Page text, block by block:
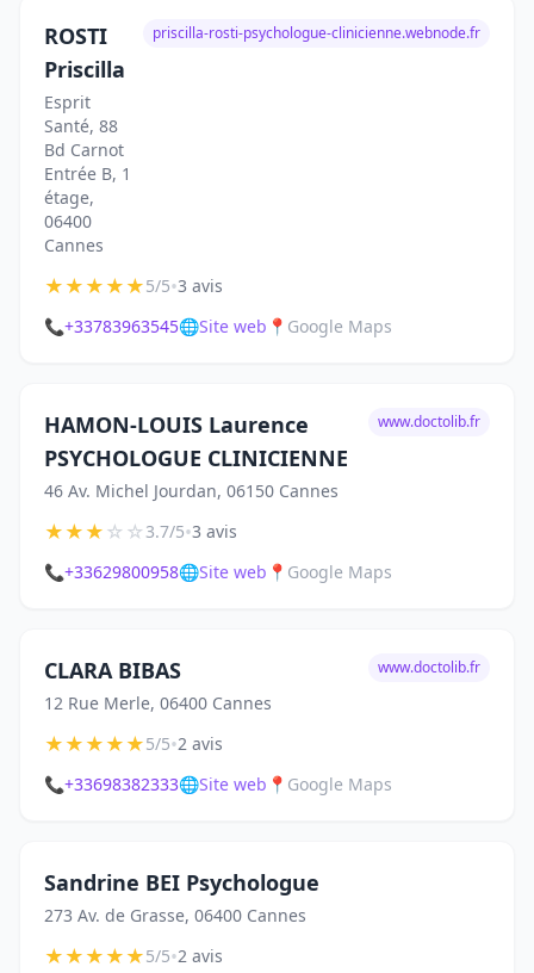
ROSTI
Priscilla
Esprit
Santé, 88
Bd Carnot
Entrée B, 1
étage,
06400
Cannes
priscilla-rosti-psychologue-clinicienne.webnode.fr
★★★★★5/5•3 avis
📞+33783963545🌐Site web 📍 Google Maps
HAMON-LOUIS Laurence
PSYCHOLOGUE CLINICIENNE
46 Av. Michel Jourdan, 06150 Cannes
www.doctolib.fr
★★★☆☆3.7/5•3 avis
📞+33629800958🌐Site web 📍 Google Maps
CLARA BIBAS
12 Rue Merle, 06400 Cannes
www.doctolib.fr
★★★★★5/5•2 avis
📞+33698382333🌐Site web 📍 Google Maps
Sandrine BEI Psychologue
273 Av. de Grasse, 06400 Cannes
★★★★★5/5•2 avis